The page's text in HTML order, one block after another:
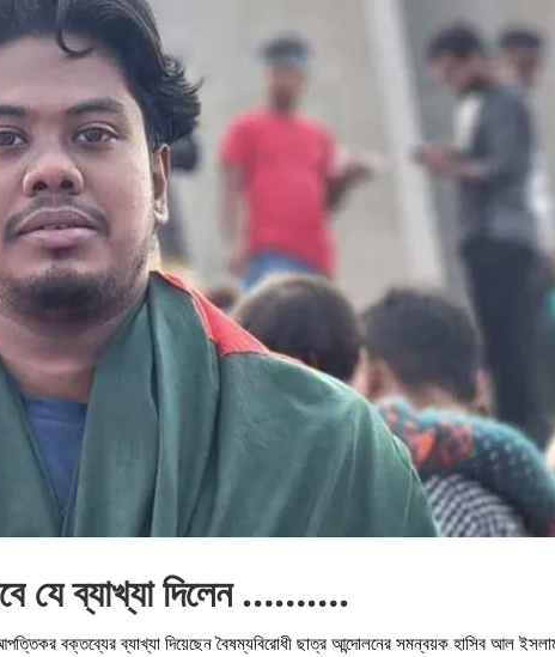
যে ব্যাখ্যা দিলেন ……….
বক্তব্যের ব্যাখ্যা দিয়েছেন বৈষম্যবিরোধী ছাত্র আন্দোলনের সমন্বয়ক হাসিব আল